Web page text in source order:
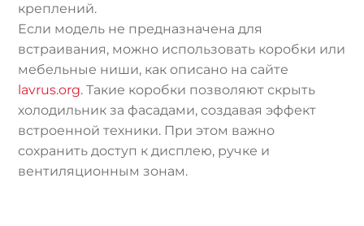
креплений.
Если модель не предназначена для
встраивания, можно использовать коробки или
мебельные ниши, как описано на сайте
lavrus.org. Такие коробки позволяют скрыть
холодильник за фасадами, создавая эффект
встроенной техники. При этом важно
сохранить доступ к дисплею, ручке и
вентиляционным зонам.